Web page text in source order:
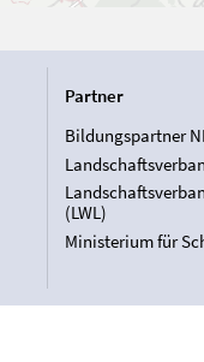
Partner
Bildungspartner
(LWL)
Ministerium für